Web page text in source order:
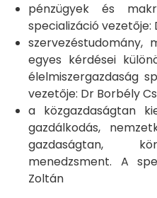
pénzügyek és
specializáció vezetője:
szervezéstudomány,
egyes kérdései
élelmiszergazdaság
vezetője: Dr Borbély
a közgazdaságtan
gazdálkodás,
gazdaságtan,
menedzsment. A
Zoltán